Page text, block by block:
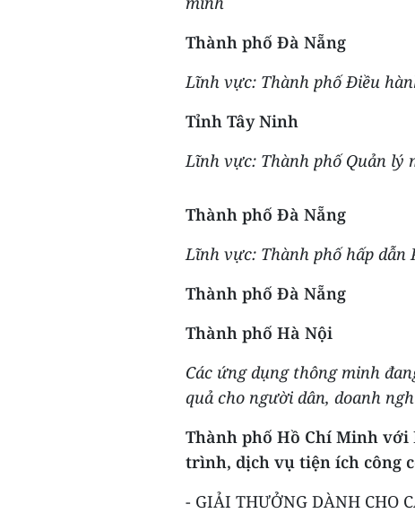
Thành phố Đà Nẵng
Lĩnh vực: Thành phố Điều
Tỉnh Tây Ninh
Lĩnh vực: Thành phố Quản lý
Thành phố Đà Nẵng
Lĩnh vực: Thành phố hấp
Thành phố Đà Nẵng
Thành phố Hà Nội
Các ứng dụng thông minh
quả cho người dân, doanh
Thành phố Hồ Chí Minh
trình, dịch vụ tiện ích công
- GIẢI THƯỞNG DÀNH CHO